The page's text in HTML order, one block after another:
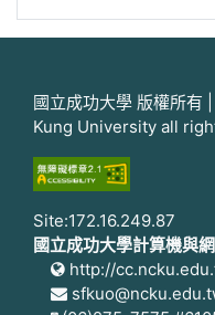
國立成功大學 版權所
Kung University all
Site:172.16.249.87
國立成功大學計算機與
http://